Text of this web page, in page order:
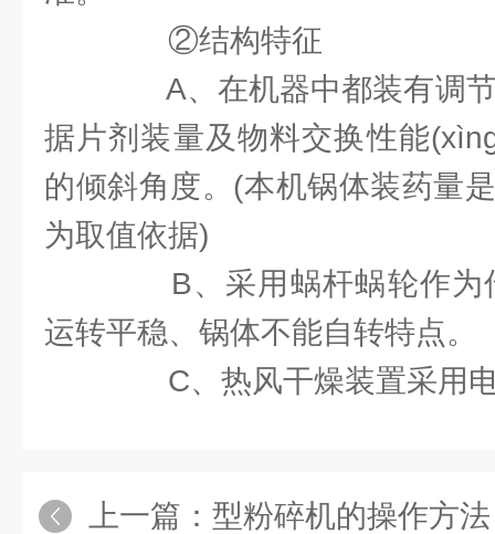
②结构特征
A、在机器中都装有调节
据片剂装量及物料交换性能
的倾斜角度。(本机锅体装药量
为取值依据)
B、采用蜗杆蜗轮作为
运转平稳、锅体不能自转特点。
C、热风干燥装置采用电
上一篇： 型粉碎机的操作方法